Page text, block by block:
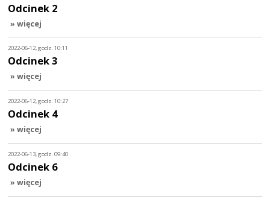
Odcinek 2
» więcej
2022-06-12, godz. 10:11
Odcinek 3
» więcej
2022-06-12, godz. 10:27
Odcinek 4
» więcej
2022-06-13, godz. 09:40
Odcinek 6
» więcej